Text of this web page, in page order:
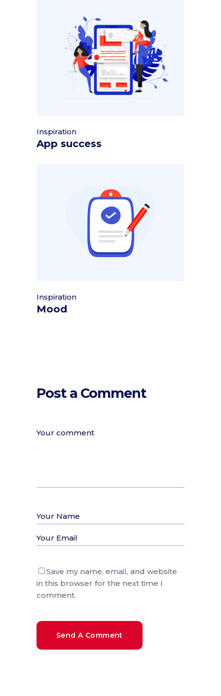
Inspiration
App success
Inspiration
Mood
Post a Comment
Save my name, email, and website
in this browser for the next time I
comment.
Send A Comment